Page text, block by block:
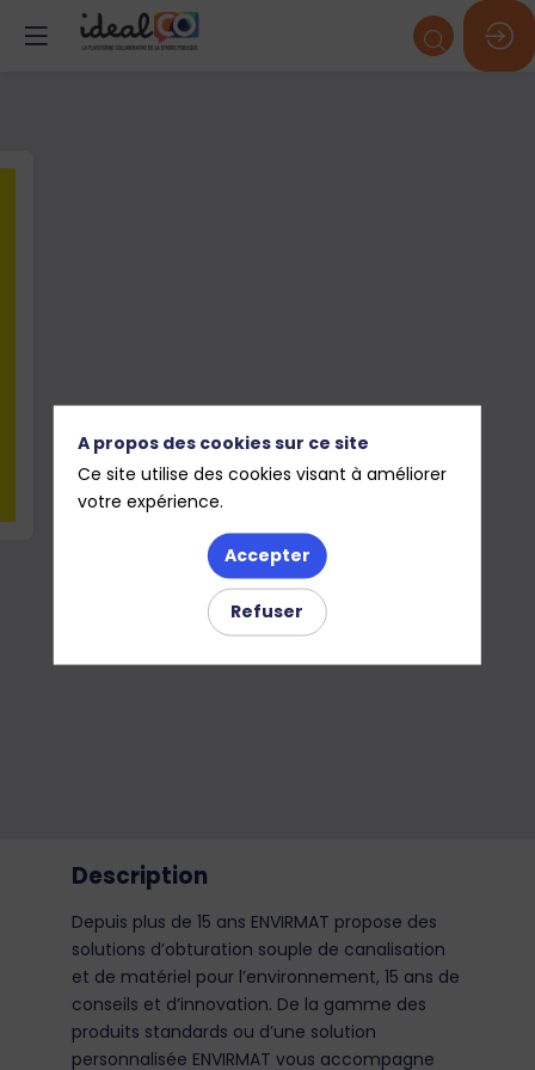
Description
Depuis plus de 15 ans ENVIRMAT propose des
solutions d’obturation souple de canalisation
et de matériel pour l’environnement, 15 ans de
conseils et d’innovation. De la gamme des
produits standards ou d’une solution
personnalisée ENVIRMAT vous accompagne
A propos des cookies sur ce site
Ce site utilise des cookies visant à améliorer
votre expérience.
Accepter
Refuser